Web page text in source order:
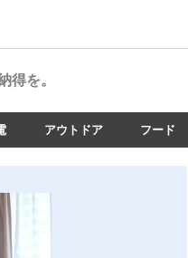
得を。
アウトドア フード